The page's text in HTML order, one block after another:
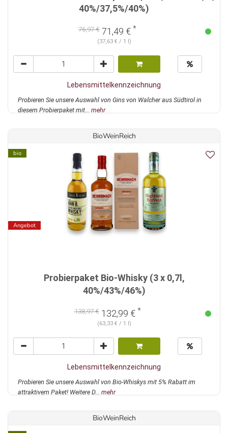
40%/37,5%/40%)
76,97 € 71,49 € *
(37,63 € / 1 l)
Lebensmittelkennzeichnung
Probieren Sie unsere Auswahl von Gins von Walcher aus Südtirol in
diesem Probierpaket mit... mehr
BioWeinReich
bio
Angebot
Probierpaket Bio-Whisky (3 x 0,7l,
40%/43%/46%)
138,97 €132,99 € *
(63,33 € / 1 l)
Lebensmittelkennzeichnung
Probieren Sie unsere Auswahl von Bio-Whiskys mit 5% Rabatt im
attraktivem Paket! Weitere D... mehr
BioWeinReich